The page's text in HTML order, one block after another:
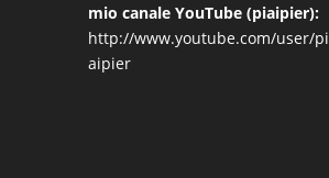
mio canale YouTube (piaipier):
http://www.youtube.com/user/pi
aipier